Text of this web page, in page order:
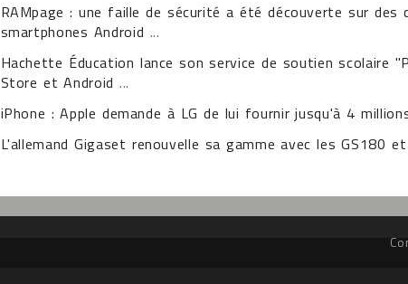
RAMpage : une faille de sécurité a été découverte sur des
smartphones Android ...
Hachette Éducation lance son service de soutien scolaire
Store et Android ...
iPhone : Apple demande à LG de lui fournir jusqu'à 4
L'allemand Gigaset renouvelle sa gamme avec les GS180